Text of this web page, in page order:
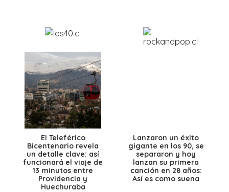
El Teleférico
Bicentenario revela
un detalle clave: así
funcionará el viaje de
13 minutos entre
Providencia y
Huechuraba
Lanzaron un éxito
gigante en los 90, se
separaron y hoy
lanzan su primera
canción en 28 años:
Así es como suena